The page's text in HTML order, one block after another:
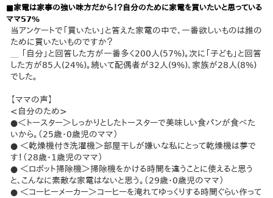
■家電は家事の強い味方だから！？自分のために家電を買いたいと思っている
ママ57%
当アンケートで「買いたい」と答えた家電の中で、一番欲しいものは誰の
ために買いたいものですか？
＿ 「自分」と回答した方が一番多く200人(57%)。次に「子ども」と回答
した方が85人(24%)。続いて配偶者が32人(9%)、家族が28人(8%)
でした。
【ママの声】
<自分のため>
●＜トースター＞しっかりとしたトースターで美味しい食パンが食べた
いから。（25歳・0歳児のママ）
● ＜乾燥機付き洗濯機＞部屋干しが嫌いな私にとって乾燥機は夢で
す！（28歳・1歳児のママ）
● ＜ロボット掃除機＞掃除機をかける時間を違うことに使えると思う
と、こんなに素敵な家電はないと思う。（29歳・0歳児のママ）
● ＜コーヒーメーカー＞コーヒーを淹れてゆっくりする時間ぐらい作って